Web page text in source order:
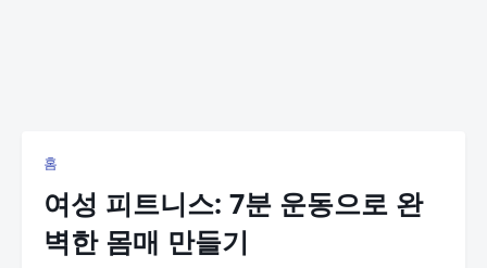
홈
여성 피트니스: 7분 운동으로 완
벽한 몸매 만들기